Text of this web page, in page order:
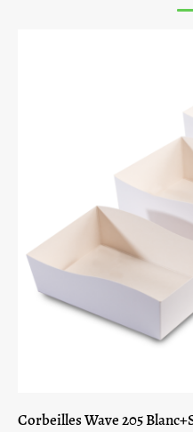
Corbeilles Wave 205